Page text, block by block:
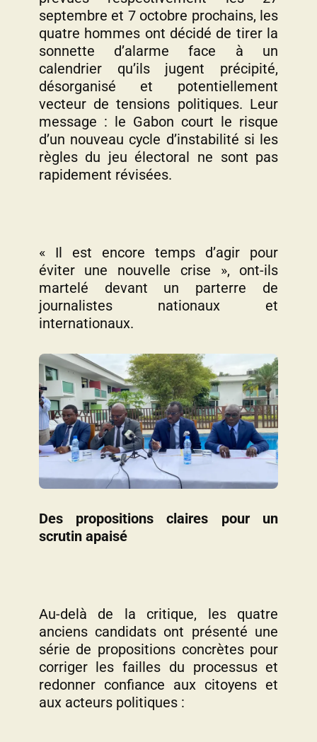
septembre et 7 octobre prochains, les
quatre hommes ont décidé de tirer la
sonnette d’alarme face à un
calendrier qu’ils jugent précipité,
désorganisé et potentiellement
vecteur de tensions politiques. Leur
message : le Gabon court le risque
d’un nouveau cycle d’instabilité si les
règles du jeu électoral ne sont pas
rapidement révisées.
« Il est encore temps d’agir pour
éviter une nouvelle crise », ont-ils
martelé devant un parterre de
journalistes nationaux et
internationaux.
Des propositions claires pour un
scrutin apaisé
Au-delà de la critique, les quatre
anciens candidats ont présenté une
série de propositions concrètes pour
corriger les failles du processus et
redonner confiance aux citoyens et
aux acteurs politiques :